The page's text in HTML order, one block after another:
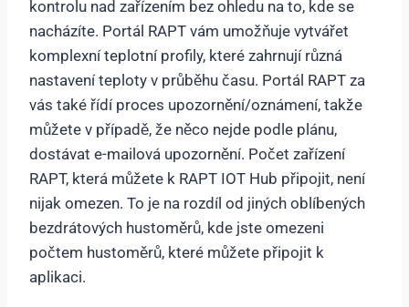
kontrolu nad zařízením bez ohledu na to, kde se
nacházíte. Portál RAPT vám umožňuje vytvářet
komplexní teplotní profily, které zahrnují různá
nastavení teploty v průběhu času. Portál RAPT za
vás také řídí proces upozornění/oznámení, takže
můžete v případě, že něco nejde podle plánu,
dostávat e-mailová upozornění. Počet zařízení
RAPT, která můžete k RAPT IOT Hub připojit, není
nijak omezen. To je na rozdíl od jiných oblíbených
bezdrátových hustoměrů, kde jste omezeni
počtem hustoměrů, které můžete připojit k
aplikaci.